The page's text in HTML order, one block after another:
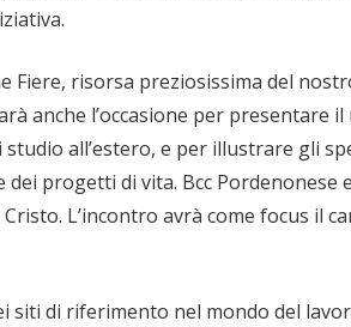
risorsa preziosissima del
anche l’occasione per
all’estero, e per illustrare gli
progetti di vita. Bcc
L’incontro avrà come focus il
siti di riferimento nel mondo del